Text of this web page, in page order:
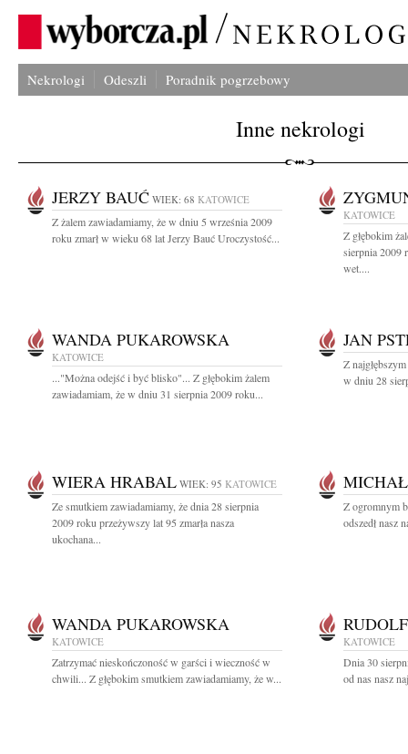
Nekrologi Odeszli Poradnik pogrzebowy
Inne nekrologi
JERZY BAUĆ WIEK: 68 KATOWICE
Z żalem zawiadamiamy, że w dniu 5 września 2009
roku zmarł w wieku 68 lat Jerzy Bauć Uroczystość...
KATOWICE
Z głębokim
sierpnia 2009
wet....
WANDA PUKAROWSKA
KATOWICE
..."Można odejść i być blisko"... Z głębokim żalem
zawiadamiam, że w dniu 31 sierpnia 2009 roku...
JAN
Z
w dniu 28
WIERA HRABAL WIEK: 95 KATOWICE
Ze smutkiem zawiadamiamy, że dnia 28 sierpnia
2009 roku przeżywszy lat 95 zmarła nasza
ukochana...
Z ogromnym
odszedł nasz
WANDA PUKAROWSKA
KATOWICE
Zatrzymać nieskończoność w garści i wieczność w
chwili... Z głębokim smutkiem zawiadamiamy, że w...
KATOWICE
Dnia 30
od nas nasz